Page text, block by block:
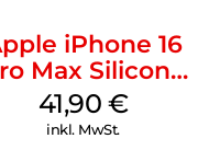
iPhone 16
Max Silicone
Case MagSafe
Ultramarine
41,90 €
inkl. MwSt.